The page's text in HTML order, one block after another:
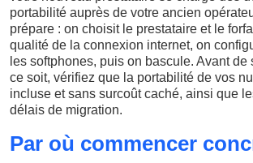
portabilité auprès de votre ancien
prépare : on choisit le prestataire et le
qualité de la connexion internet, on
les softphones, puis on bascule. Avant
ce soit, vérifiez que la portabilité de vos
incluse et sans surcoût caché, ainsi que
délais de migration.
Par où commencer